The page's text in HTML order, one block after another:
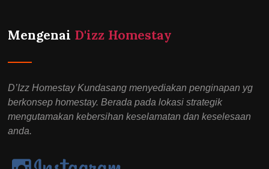
Mengenai D'izz Homestay
D’Izz Homestay Kundasang menyediakan penginapan yg
berkonsep homestay. Berada pada lokasi strategik
mengutamakan kebersihan keselamatan dan keselesaan
anda.